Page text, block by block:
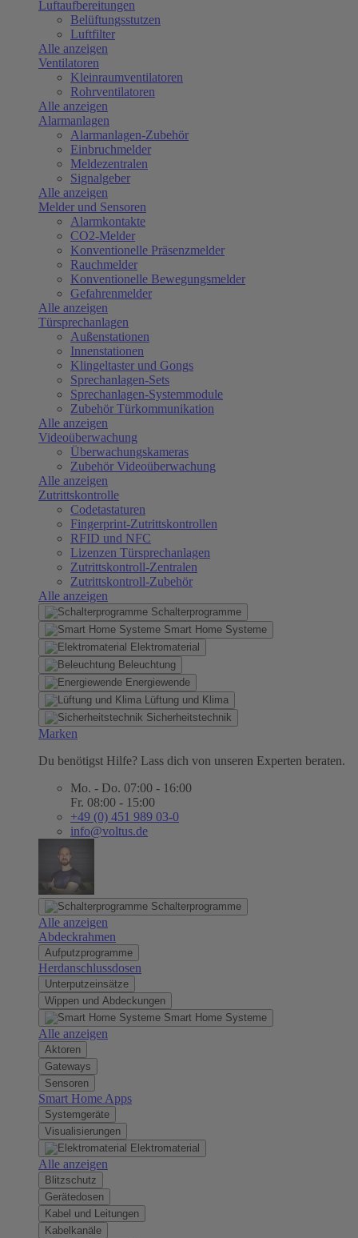
Luftaufbereitungen
Belüftungsstutzen
Luftfilter
Alle anzeigen
Ventilatoren
Kleinraumventilatoren
Rohrventilatoren
Alle anzeigen
Alarmanlagen
Alarmanlagen-Zubehör
Einbruchmelder
Meldezentralen
Signalgeber
Alle anzeigen
Melder und Sensoren
Alarmkontakte
CO2-Melder
Konventionelle Präsenzmelder
Rauchmelder
Konventionelle Bewegungsmelder
Gefahrenmelder
Alle anzeigen
Türsprechanlagen
Außenstationen
Innenstationen
Klingeltaster und Gongs
Sprechanlagen-Sets
Sprechanlagen-Systemmodule
Zubehör Türkommunikation
Alle anzeigen
Videoüberwachung
Überwachungskameras
Zubehör Videoüberwachung
Alle anzeigen
Zutrittskontrolle
Codetastaturen
Fingerprint-Zutrittskontrollen
RFID und NFC
Lizenzen Türsprechanlagen
Zutrittskontroll-Zentralen
Zutrittskontroll-Zubehör
Alle anzeigen
Schalterprogramme
Smart Home Systeme
Elektromaterial
Beleuchtung
Energiewende
Lüftung und Klima
Sicherheitstechnik
Marken
Du benötigst Hilfe? Lass dich von unseren Experten beraten.
Mo. - Do. 07:00 - 16:00
Fr. 08:00 - 15:00
+49 (0) 451 989 03-0
info@voltus.de
Schalterprogramme
Alle anzeigen
Abdeckrahmen
Aufputzprogramme
Herdanschlussdosen
Unterputzeinsätze
Wippen und Abdeckungen
Smart Home Systeme
Alle anzeigen
Aktoren
Gateways
Sensoren
Smart Home Apps
Systemgeräte
Visualisierungen
Elektromaterial
Alle anzeigen
Blitzschutz
Gerätedosen
Kabel und Leitungen
Kabelkanäle